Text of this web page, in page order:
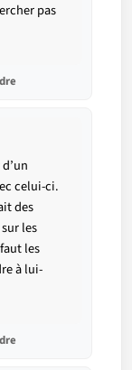
pas
celui-ci.
des
les
les
à lui-